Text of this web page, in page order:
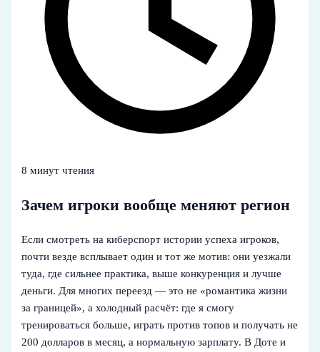
8 минут чтения
Зачем игроки вообще меняют регион
Если смотреть на киберспорт истории успеха игроков,
почти везде всплывает один и тот же мотив: они уезжали
туда, где сильнее практика, выше конкуренция и лучше
деньги. Для многих переезд — это не «романтика жизни
за границей», а холодный расчёт: где я смогу
тренироваться больше, играть против топов и получать не
200 долларов в месяц, а нормальную зарплату. В Доте и